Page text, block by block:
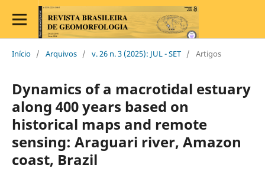
Início / Arquivos / v. 26 n. 3 (2025): JUL - SET / Artigos
Dynamics of a macrotidal estuary
along 400 years based on
historical maps and remote
sensing: Araguari river, Amazon
coast, Brazil